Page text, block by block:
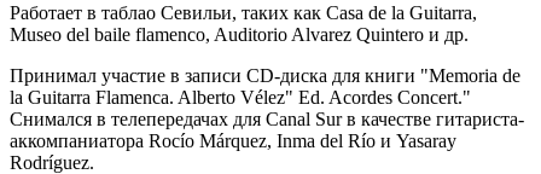
Работает в таблао Севильи, таких как Casa de la Guitarra,
Museo del baile flamenco, Auditorio Alvarez Quintero и др.
Принимал участие в записи CD-диска для книги "Memoria de
la Guitarra Flamenca. Alberto Vélez" Ed. Acordes Concert."
Снимался в телепередачах для Canal Sur в качестве гитариста-
аккомпаниатора Rocío Márquez, Inma del Río и Yasaray
Rodríguez.